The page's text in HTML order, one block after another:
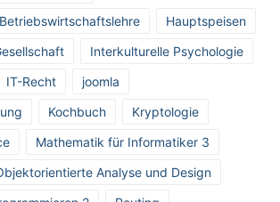
Hauptspeisen
Interkulturelle Psychologie
IT-Recht
joomla
Kochbuch
Kryptologie
Mathematik für Informatiker 3
Analyse und Design